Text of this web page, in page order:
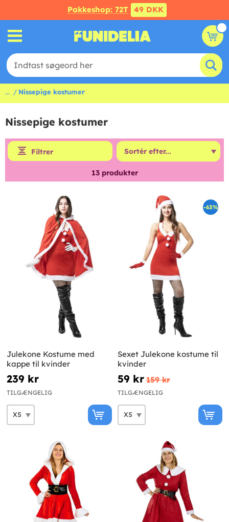
Pakkeshop: 72T 49 DKK
... Nissepige kostumer
Nissepige kostumer
Filtrer
13produkter
Julekone Kostume med
kappe til kvinder
239 kr
TILGÆNGELIG
-63%
Sexet Julekone kostume til
kvinder
59 kr 159 kr
TILGÆNGELIG